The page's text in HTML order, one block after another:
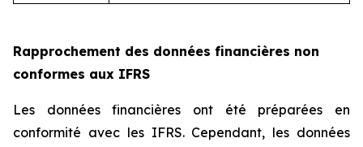
Rapprochement des données financières non
conformes aux IFRS
Les données financières ont été préparées en
conformité avec les IFRS. Cependant, les données